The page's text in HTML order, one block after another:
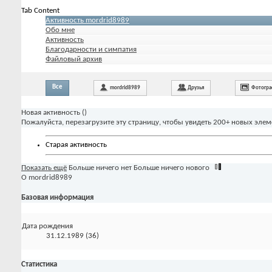
Tab Content
Активность mordrid8989
Обо мне
Активность
Благодарности и симпатия
Файловый архив
Все mordrid8989 Друзья
Новая активность ()
Пожалуйста, перезагрузите эту страницу, чтобы увидеть 200+ новых
Старая активность
Показать ещё Больше ничего нет Больше ничего нового
О mordrid8989
Базовая информация
Дата рождения
31.12.1989 (36)
Статистика